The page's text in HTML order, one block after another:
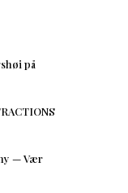
på
— Vær